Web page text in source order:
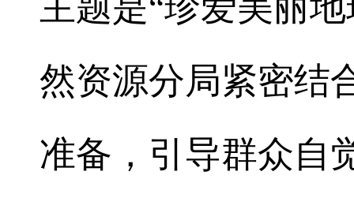
然资源分局紧密结
准备，引导群众自